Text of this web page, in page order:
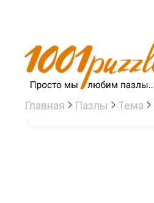
Главная Пазлы Тема